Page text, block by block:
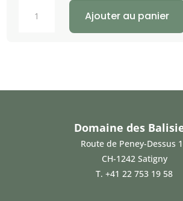
Ajouter au panier
Domaine des
Route de Peney-Dessus
CH-1242 Satigny
T.+41 22 753 19 58